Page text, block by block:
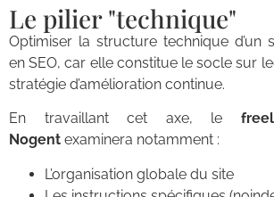
Le pilier "technique"
Optimiser la structure technique d’un
en SEO, car elle constitue le socle sur
stratégie d’amélioration continue.
En travaillant cet axe, le
Nogent examinera notamment :
L’organisation globale du site